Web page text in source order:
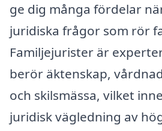
ge dig många fördelar
juridiska frågor som rör
Familjejurister är
berör äktenskap,
och skilsmässa, vilket
juridisk vägledning av